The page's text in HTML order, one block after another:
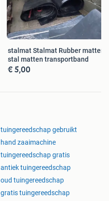
stalmat Stalmat Rubber matten
stal matten transportband
€ 5,00
tuingereedschap gebruikt
hand zaaimachine
tuingereedschap gratis
antiek tuingereedschap
oud tuingereedschap
gratis tuingereedschap